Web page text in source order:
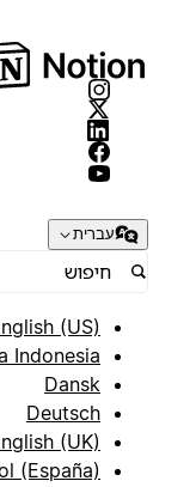
עברית
English (US)
Indonesia
Dansk
Deutsch
English (UK)
(España)